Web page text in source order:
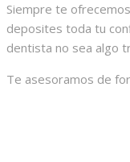
Siempre te
deposites toda tu
dentista no sea algo
Te asesoramos de